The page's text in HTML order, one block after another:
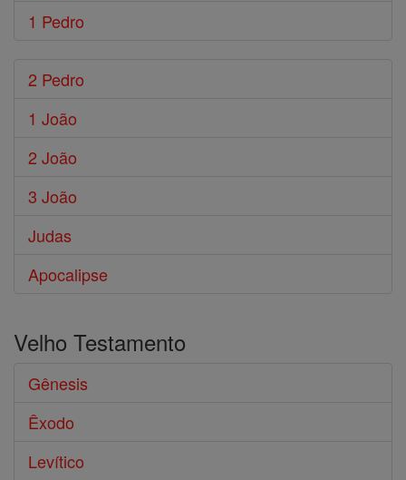
1 Pedro
2 Pedro
1 João
2 João
3 João
Judas
Apocalipse
Velho Testamento
Gênesis
Êxodo
Levítico